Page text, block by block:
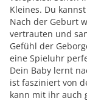
Kleines. Du
Nach der Geburt
vertrauten und
Gefühl der
eine Spieluhr
Dein Baby lernt
ist fasziniert von
kann mit ihr auch